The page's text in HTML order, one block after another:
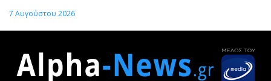
7 Αυγούστου 2026